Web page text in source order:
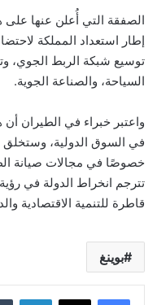
الصفقة التي أُعلن عنها
توسيع شبكة الربط الجوي،
السياحة، والصناعة الجوية.
واعتبر خبراء في الطيران
في السوق الدولية، وستخلق
خصوصًا في مجالات صيانة
تترجم انخراط الدولة في
قاطرة للتنمية الاقتصادية
بوينغ